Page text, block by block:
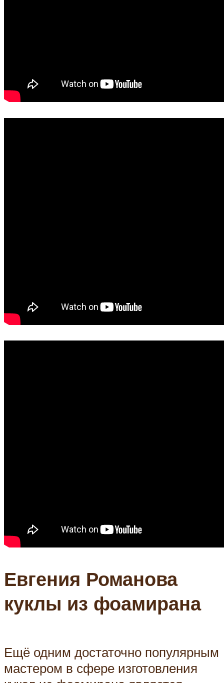
Евгения Романова
куклы из фоамирана
Ещё одним достаточно популярным
мастером в сфере изготовления